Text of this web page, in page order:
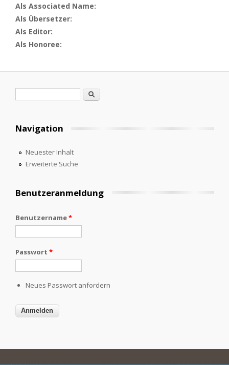
Als Associated Name:
Als Übersetzer:
Als Editor:
Als Honoree:
Suche
Navigation
Neuester Inhalt
Erweiterte Suche
Benutzeranmeldung
Benutzername*
Passwort *
Neues Passwort anfordern